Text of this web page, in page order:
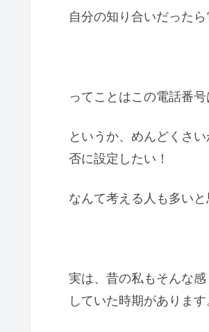
自分の知り合いだった
ってことはこの電話番
というか、めんどくさ
否に設定したい！
なんて考える人も多いと
実は、昔の私もそんな
していた時期があります